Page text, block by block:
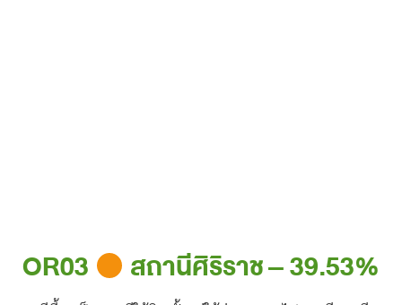
OR03 สถานีศิริราช – 39.53%